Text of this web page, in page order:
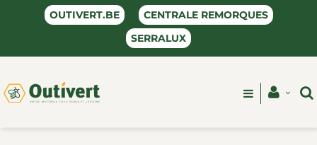
OUTIVERT.BE
CENTRALE REMORQUES
SERRALUX